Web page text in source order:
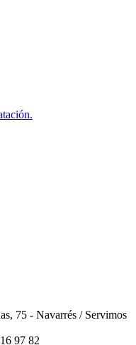
75 - Navarrés / Servimos
97 82